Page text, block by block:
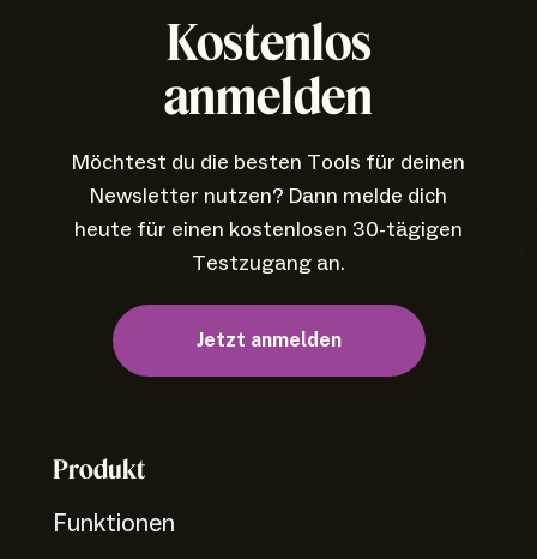
Kostenlos
anmelden
Möchtest du die besten Tools für deinen
Newsletter nutzen? Dann melde dich
heute für einen kostenlosen 30-tägigen
Testzugang an.
Jetzt anmelden
Produkt
Funktionen